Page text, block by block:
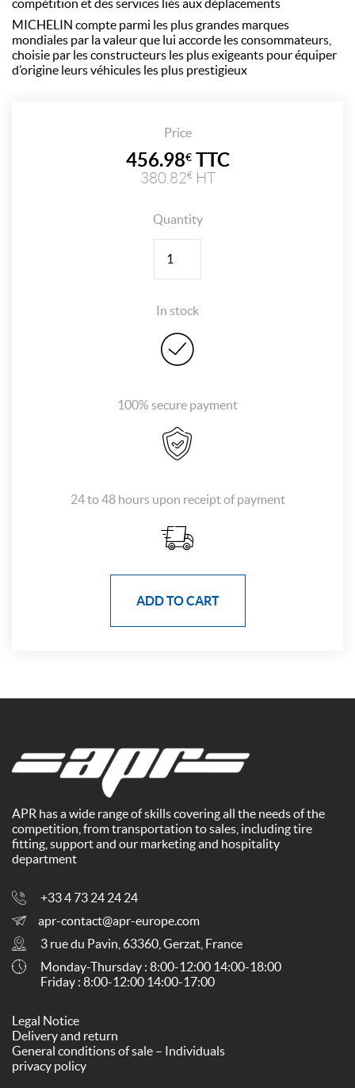
compétition et des services liés aux déplacements
MICHELIN compte parmi les plus grandes marques
mondiales par la valeur que lui accorde les consommateurs,
choisie par les constructeurs les plus exigeants pour équiper
d’origine leurs véhicules les plus prestigieux
Price
456.98€TTC
380.82€HT
Quantity
In stock
100% secure payment
24 to 48 hours upon receipt of payment
ADD TO CART
APR has a wide range of skills covering all the needs of the
competition, from transportation to sales, including tire
fitting, support and our marketing and hospitality
department
+33 4 73 24 24 24
apr-contact@apr-europe.com
3 rue du Pavin, 63360, Gerzat, France
Monday-Thursday : 8:00-12:00 14:00-18:00
Friday : 8:00-12:00 14:00-17:00
Legal Notice
Delivery and return
General conditions of sale – Individuals
privacy policy